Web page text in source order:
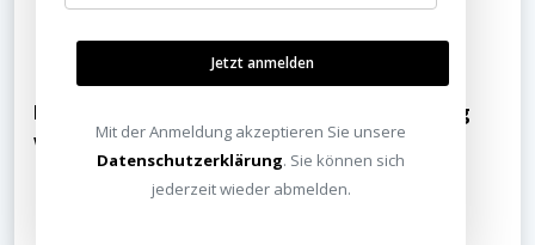
B-Ware: Dali Subwoofer SUB E-9 F Bespannung
weiß
Jetzt anmelden
Mit der Anmeldung akzeptieren Sie unsere
Datenschutzerklärung. Sie können sich
jederzeit wieder abmelden.